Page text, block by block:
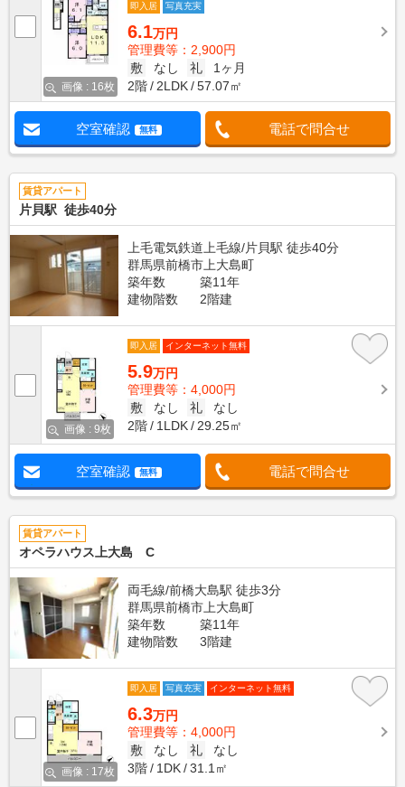
画像 : 16枚
即入居
写真充実
6.1万円
管理費等：2,900円
敷
なし 礼
1ヶ月
2階
2LDK 57.07㎡
空室確認 無料 電話で問合せ
賃貸アパート
片貝駅 徒歩40分
上毛電気鉄道上毛線/片貝駅 徒歩40分
群馬県前橋市上大島町
築年数
築11年
建物階数
2階建
画像 : 9枚
即入居 インターネット無料
5.9万円
管理費等：4,000円
敷
なし 礼
なし
2階
1LDK 29.25㎡
空室確認 無料 電話で問合せ
賃貸アパート
オペラハウス上大島 C
両毛線/前橋大島駅 徒歩3分
群馬県前橋市上大島町
築年数
築11年
建物階数
3階建
画像 : 17枚
即入居 写真充実 インターネット無料
6.3万円
管理費等：4,000円
敷
なし 礼
なし
3階
1DK 31.1㎡